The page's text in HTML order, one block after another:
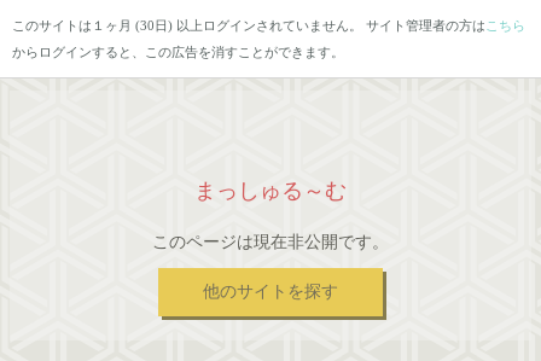
このサイトは１ヶ月 (30日) 以上ログインされていません。 サイト管理者の方は こちら
からログインすると、この広告を消すことができます。
まっしゅる～む
このページは現在非公開です。
他のサイトを探す